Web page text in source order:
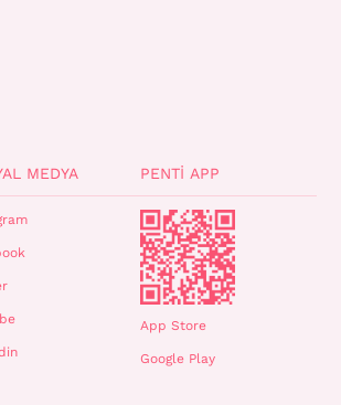
MEDYA PENTI APP
App Store
Google Play